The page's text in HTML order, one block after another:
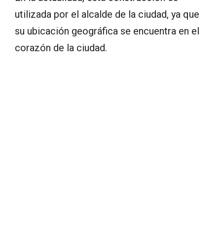
utilizada por el alcalde de la ciudad, ya que
su ubicación geográfica se encuentra en el
corazón de la ciudad.